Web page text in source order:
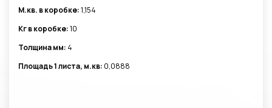
М.кв. в коробке:1,154
Кг в коробке:10
Толщина мм: 4
Площадь 1 листа, м.кв: 0,0888